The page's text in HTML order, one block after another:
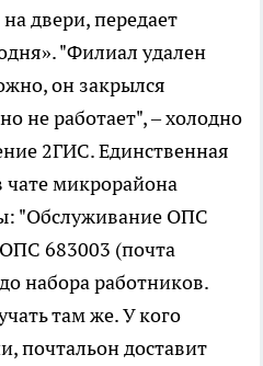
двери, передает
"Филиал удален
он закрылся
не работает", – холодно
2ГИС. Единственная
чате микрорайона
"Обслуживание ОПС
683003 (почта
набора работников.
там же. У кого
почтальон доставит